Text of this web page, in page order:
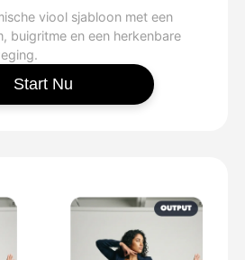
viool sjabloon met een
buigritme en een herkenbare
Start Nu